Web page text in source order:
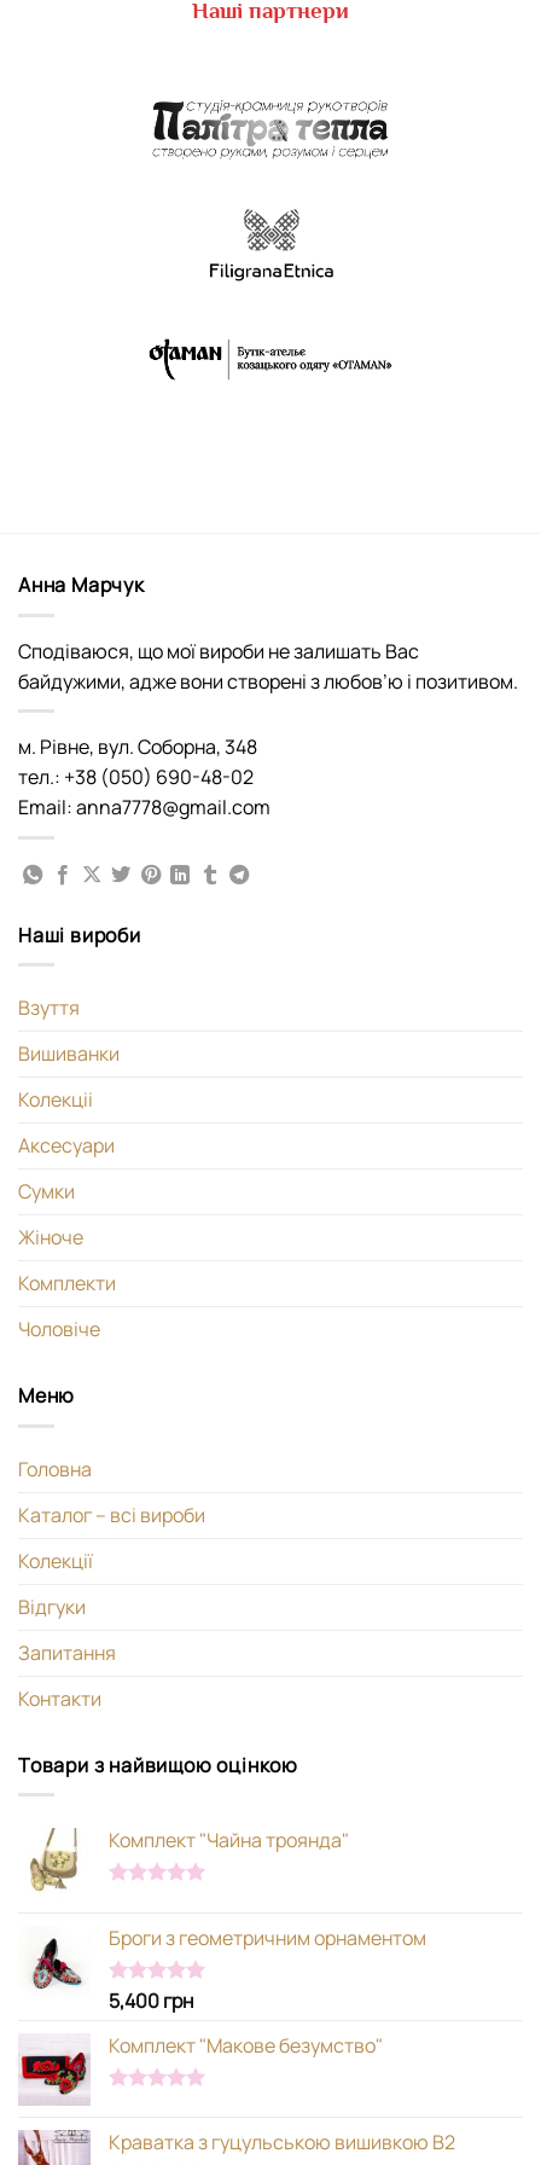
Наші партнери
Анна Марчук
Сподіваюся, що мої вироби не залишать Вас
байдужими, адже вони створені з любов’ю і позитивом.
м. Рівне, вул. Соборна, 348
тел.: +38 (050) 690-48-02
Email: anna7778@gmail.com
Наші вироби
Взуття
Вишиванки
Колекціі
Аксесуари
Сумки
Жіноче
Комплекти
Чоловіче
Меню
Головна
Каталог – всі вироби
Колекції
Відгуки
Запитання
Контакти
Товари з найвищою оцінкою
Комплект "Чайна троянда"
Броги з геометричним орнаментом
Оцінено в
з 5
5,400грн
Комплект "Макове безумство"
Краватка з гуцульською вишивкою В2